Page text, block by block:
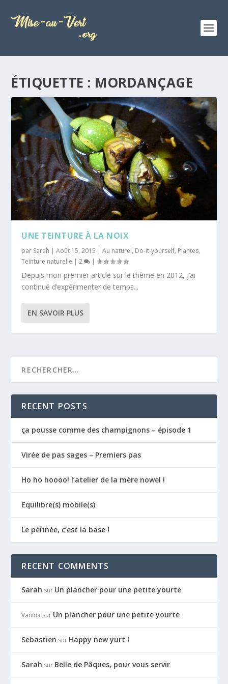
ÉTIQUETTE : MORDANÇAGE
UNE TEINTURE À LA NOIX
par Sarah |Août 15, 2015 |Au naturel, Do-it-yourself, Plantes,
Teinture naturelle |2 |
Depuis mon premier article sur le thème en 2012, j’ai
continué d’expérimenter de temps...
EN SAVOIR PLUS
RECENT POSTS
ça pousse comme des champignons – épisode 1
Virée de pas sages – Premiers pas
Ho ho hoooo! l’atelier de la mère nowel !
Equilibre(s) mobile(s)
Le périnée, c’est la base !
RECENT COMMENTS
Sarah sur Un plancher pour une petite yourte
Vanina sur Un plancher pour une petite yourte
Sebastien sur Happy new yurt !
Sarah sur Belle de Pâques, pour vous servir